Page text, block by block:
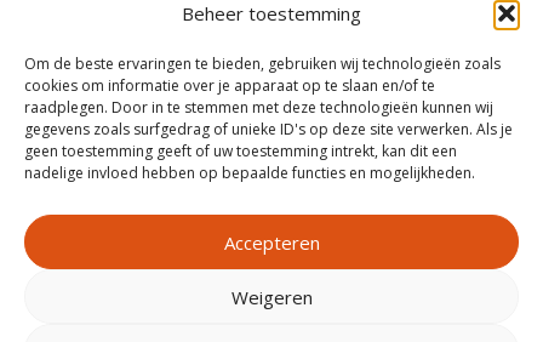
Beheer toestemming
Om de beste ervaringen te bieden, gebruiken wij technologieën zoals
cookies om informatie over je apparaat op te slaan en/of te
raadplegen. Door in te stemmen met deze technologieën kunnen wij
gegevens zoals surfgedrag of unieke ID's op deze site verwerken. Als je
geen toestemming geeft of uw toestemming intrekt, kan dit een
nadelige invloed hebben op bepaalde functies en mogelijkheden.
Accepteren
Weigeren